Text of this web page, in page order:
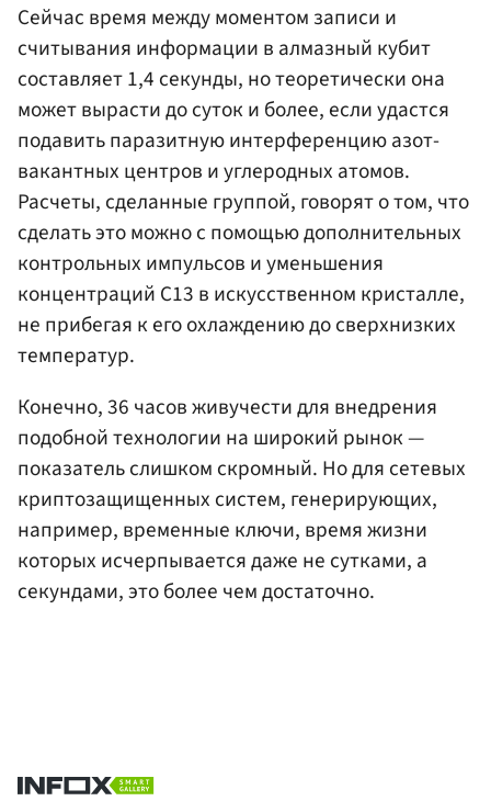
Сейчас время между моментом записи и
считывания информации в алмазный кубит
составляет 1,4 секунды, но теоретически она
может вырасти до суток и более, если удастся
подавить паразитную интерференцию азот-
вакантных центров и углеродных атомов.
Расчеты, сделанные группой, говорят о том, что
сделать это можно с помощью дополнительных
контрольных импульсов и уменьшения
концентраций С13 в искусственном кристалле,
не прибегая к его охлаждению до сверхнизких
температур.
Конечно, 36 часов живучести для внедрения
подобной технологии на широкий рынок —
показатель слишком скромный. Но для сетевых
криптозащищенных систем, генерирующих,
например, временные ключи, время жизни
которых исчерпывается даже не сутками, а
секундами, это более чем достаточно.